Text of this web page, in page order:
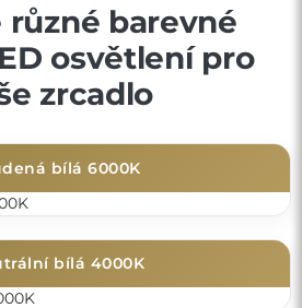
barevné
osvětlení pro
zrcadlo
bílá 6000K
bílá 4000K